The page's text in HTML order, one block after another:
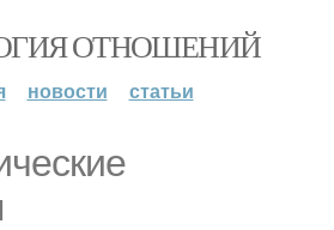
ОТНОШЕНИЙ
новости статьи